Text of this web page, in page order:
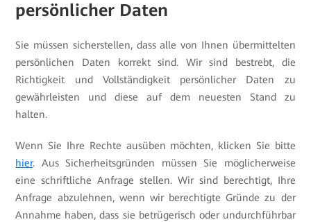
persönlicher Daten
Sie müssen sicherstellen, dass alle von Ihnen übermittelten
persönlichen Daten korrekt sind. Wir sind bestrebt, die
Richtigkeit und Vollständigkeit persönlicher Daten zu
gewährleisten und diese auf dem neuesten Stand zu
halten.
Wenn Sie Ihre Rechte ausüben möchten, klicken Sie bitte
hier. Aus Sicherheitsgründen müssen Sie möglicherweise
eine schriftliche Anfrage stellen. Wir sind berechtigt, Ihre
Anfrage abzulehnen, wenn wir berechtigte Gründe zu der
Annahme haben, dass sie betrügerisch oder undurchführbar